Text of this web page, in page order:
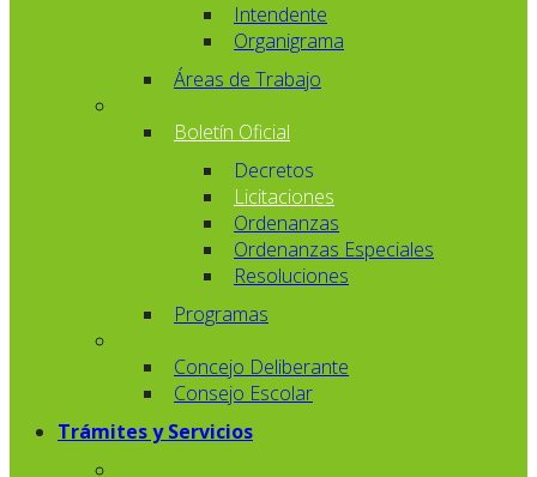
Intendente
Organigrama
Áreas de Trabajo
Boletín Oficial
Decretos
Licitaciones
Ordenanzas
Ordenanzas Especiales
Resoluciones
Programas
Concejo Deliberante
Consejo Escolar
Trámites y Servicios